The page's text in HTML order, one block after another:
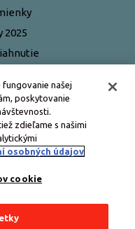
2025
našej
poskytovanie
zdieľame s našimi
osobných údajov
cookie